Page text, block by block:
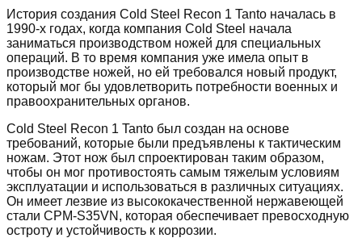
История создания Cold Steel Recon 1 Tanto началась в
1990-х годах, когда компания Cold Steel начала
заниматься производством ножей для специальных
операций. В то время компания уже имела опыт в
производстве ножей, но ей требовался новый продукт,
который мог бы удовлетворить потребности военных и
правоохранительных органов.
Cold Steel Recon 1 Tanto был создан на основе
требований, которые были предъявлены к тактическим
ножам. Этот нож был спроектирован таким образом,
чтобы он мог противостоять самым тяжелым условиям
эксплуатации и использоваться в различных ситуациях.
Он имеет лезвие из высококачественной нержавеющей
стали CPM-S35VN, которая обеспечивает превосходную
остроту и устойчивость к коррозии.